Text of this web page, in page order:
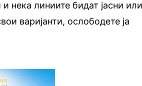
нека линиите бидат јасни
варијанти, ослободете ја